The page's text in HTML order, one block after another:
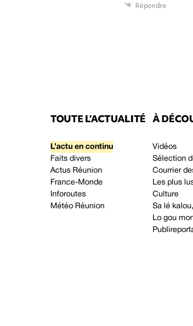
Répondre
TOUTE L’ACTUALITÉ
L’actu en continu
Faits divers
Actus Réunion
France-Monde
Inforoutes
Météo Réunion
À
Vidéos
Sélection
Courrier
Les plus
Culture
Sa lé
Lo gou